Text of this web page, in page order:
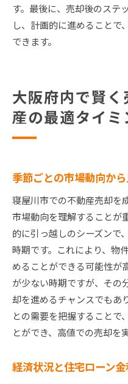
す。最後に、売却後のステ
し、計画的に進めることで
できます。
大阪府内で賢
産の最適タイミ
季節ごとの市場動向か
寝屋川市での不動産売却を
市場動向を理解することが
的に引っ越しのシーズンで
時期です。これにより、物
めることができる可能性が
が少ない時期ですが、その
却を進めるチャンスでもあ
との需要を把握することで
とができ、高値での売却を
経済状況と住宅ローン